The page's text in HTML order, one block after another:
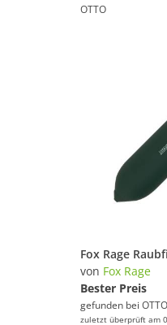
OTTO
von Fox Rage
Bester Preis
gefunden bei OTTO
zuletzt überprüft am